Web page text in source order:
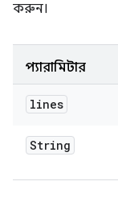
করুন।
প্যারামিটার
lines
String